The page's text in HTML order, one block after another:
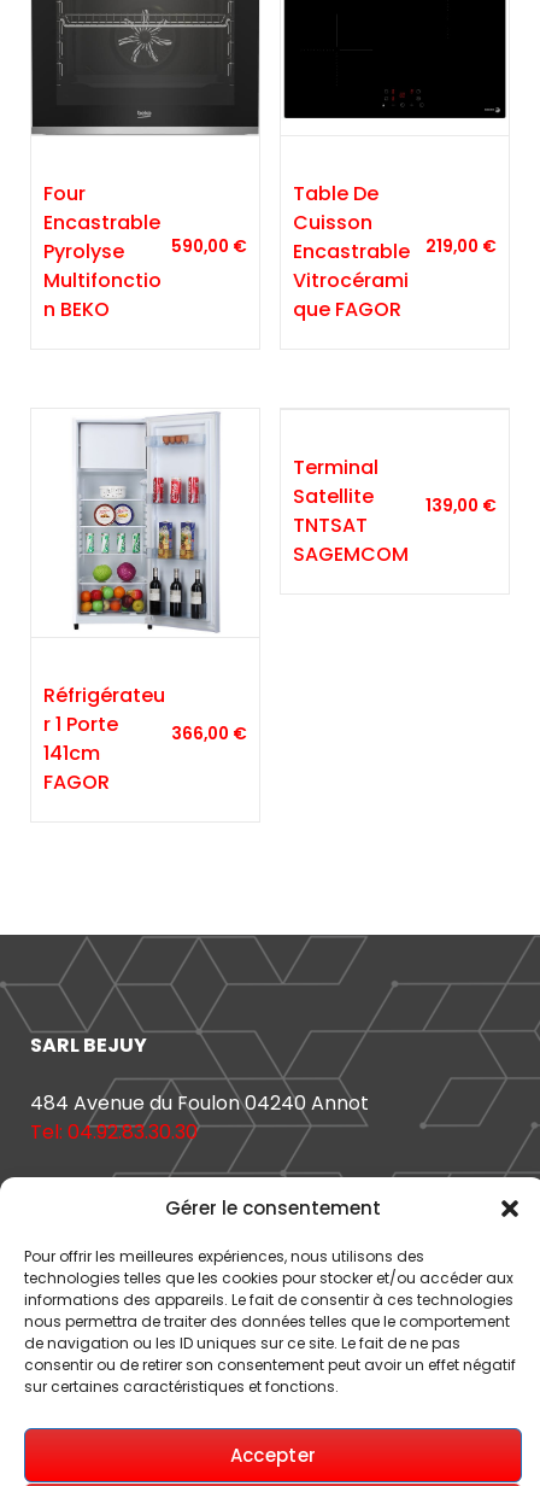
Gérer le consentement
Pour offrir les meilleures expériences, nous utilisons des
technologies telles que les cookies pour stocker et/ou accéder aux
informations des appareils. Le fait de consentir à ces technologies
nous permettra de traiter des données telles que le comportement
de navigation ou les ID uniques sur ce site. Le fait de ne pas
consentir ou de retirer son consentement peut avoir un effet négatif
sur certaines caractéristiques et fonctions.
Accepter
Four
Encastrable
Pyrolyse
Multifonctio
N BEKO
590,00 €
Table De
Cuisson
Encastrable
Vitrocérami
Que FAGOR
219,00 €
Réfrigérateu
R 1 Porte
141cm
FAGOR
366,00 €
Terminal
Satellite
TNTSAT
SAGEMCOM
139,00 €
SARL BEJUY
484 Avenue du Foulon 04240 Annot
Tel: 04.92.83.30.30
Horaires d'ouverture
Mardi au Vendredi
9H-12H / 15h-19H
Samedi
9H-12H / 15H-18H
Facebook/X / Twitter